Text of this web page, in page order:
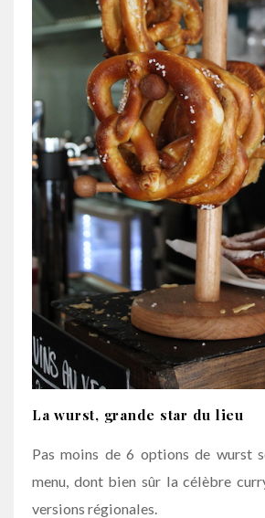
La wurst, grande star du lieu
Pas moins de 6 options de wurst
menu, dont bien sûr la célèbre
versions régionales.